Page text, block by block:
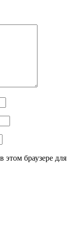
этом браузере для